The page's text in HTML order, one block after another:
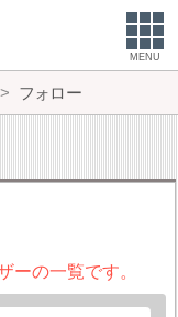
MENU
フォロー
ーの一覧です。